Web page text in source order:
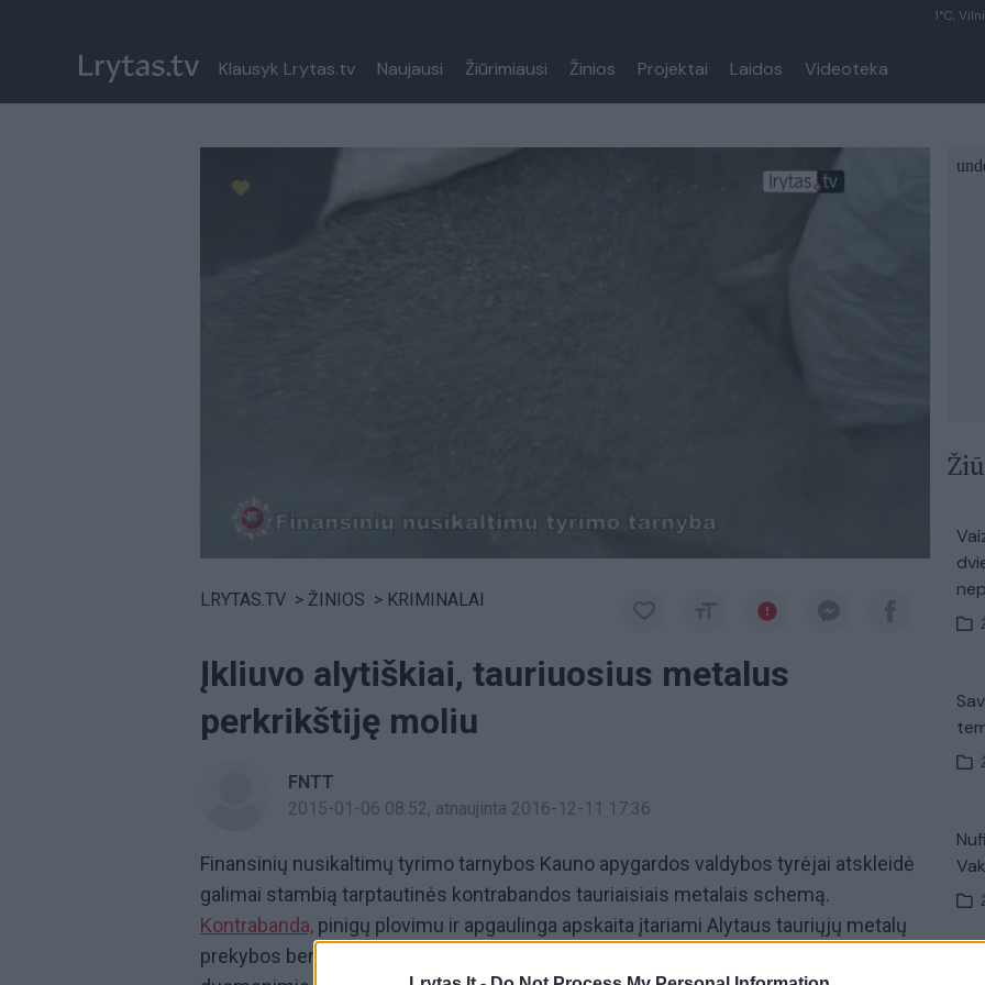
1°C,
Klausyk Lrytas.tv Naujausi Žiūrimiausi Žinios Projektai Laidos Videoteka
LRYTAS.TV > ŽINIOS > KRIMINALAI
Įkliuvo alytiškiai, tauriuosius metalus
perkrikštiję moliu
FNTT
2015-01-06 08:52, atnaujinta 2016-12-11 17:36
Finansinių nusikaltimų tyrimo tarnybos Kauno apygardos valdybos tyrėjai atskleidė
galimai stambią tarptautinės kontrabandos tauriaisiais metalais schemą.
Kontrabanda, pinigų plovimu ir apgaulinga apskaita įtariami Alytaus tauriųjų metalų
prekybos bendrovės direktorius ir tos pačios įmonės darbuotojas. Tyrimo